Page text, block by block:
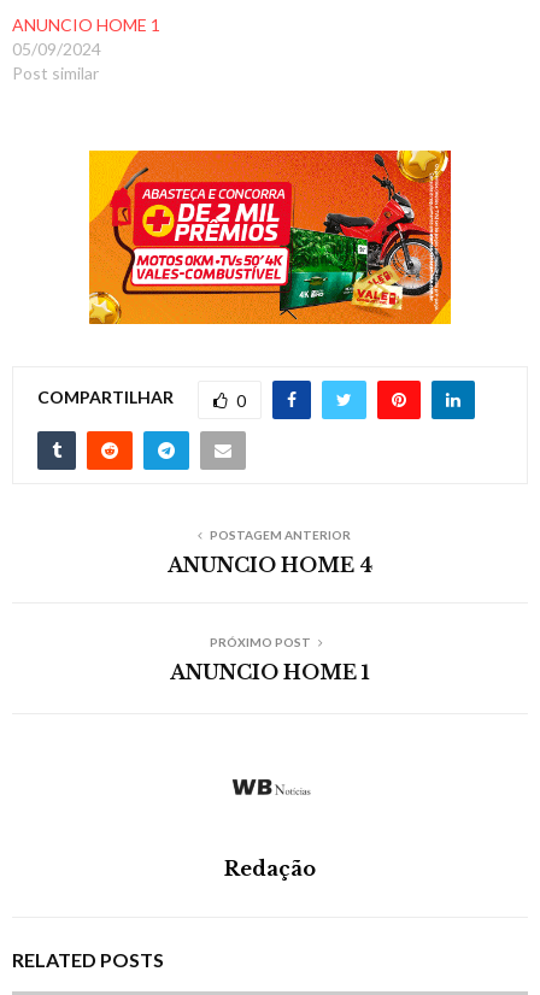
ANUNCIO HOME 1
05/09/2024
Post similar
COMPARTILHAR 0
POSTAGEM ANTERIOR
ANUNCIO HOME 4
PRÓXIMO POST
ANUNCIO HOME 1
Redação
RELATED POSTS